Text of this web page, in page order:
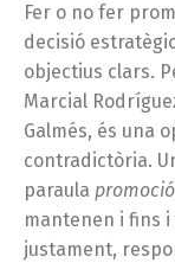
Fer o no fer
decisió
objectius clars.
Marcial
Galmés, és una
contradictòria.
paraula promoció
mantenen i fins
justament,